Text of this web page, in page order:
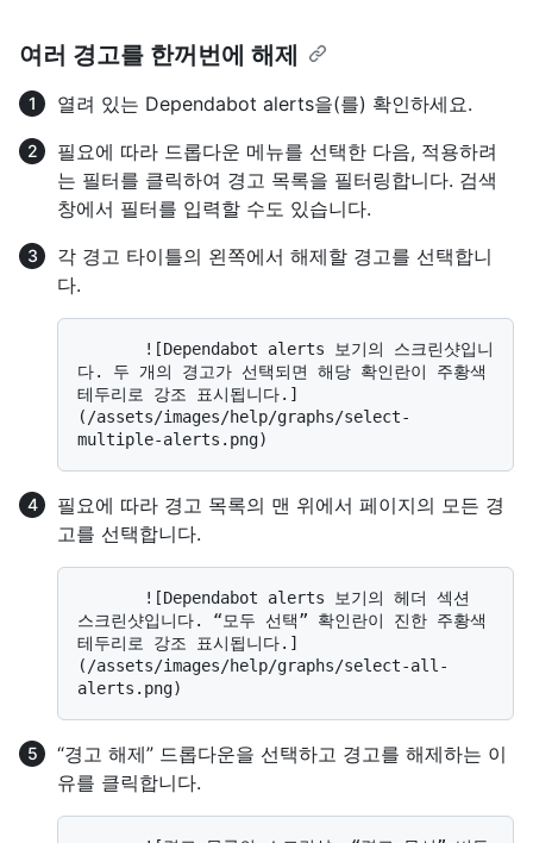
여러 경고를 한꺼번에 해제
열려 있는 Dependabot alerts을(를) 확인하세요.
필요에 따라 드롭다운 메뉴를 선택한 다음, 적용하려
는 필터를 클릭하여 경고 목록을 필터링합니다. 검색
창에서 필터를 입력할 수도 있습니다.
각 경고 타이틀의 왼쪽에서 해제할 경고를 선택합니
다.
다. 두 개의 경고가 선택되면 해당 확인란이 주황색
테두리로 강조 표시됩니다.]
(/assets/images/help/graphs/select-
필요에 따라 경고 목록의 맨 위에서 페이지의 모든 경
고를 선택합니다.
스크린샷입니다. “모두 선택” 확인란이 진한 주황색
테두리로 강조 표시됩니다.]
(/assets/images/help/graphs/select-all-
“경고 해제” 드롭다운을 선택하고 경고를 해제하는 이
유를 클릭합니다.